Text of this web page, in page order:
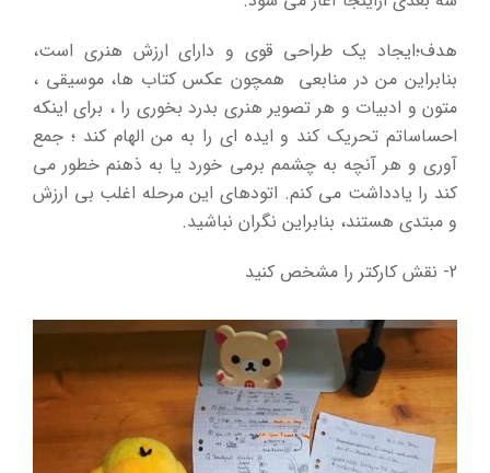
هدف؛ایجاد یک طراحی قوی و دارای ارزش هنری است،
بنابراین من در منابعی همچون عکس کتاب ها، موسیقی ،
متون و ادبیات و هر تصویر هنری بدرد بخوری را ، برای اینکه
احساساتم تحریک کند و ایده ای را به من الهام کند ؛ جمع
آوری و هر آنچه به چشمم برمی خورد یا به ذهنم خطور می
کند را یادداشت می کنم. اتودهای این مرحله اغلب بی ارزش
و مبتدی هستند، بنابراین نگران نباشید.
2- نقش کارکتر را مشخص کنید